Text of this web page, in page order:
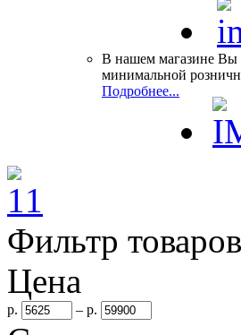
В нашем магазине Вы
минимальной
Подробнее...
Фильтр товаров
Цена
р. – р.